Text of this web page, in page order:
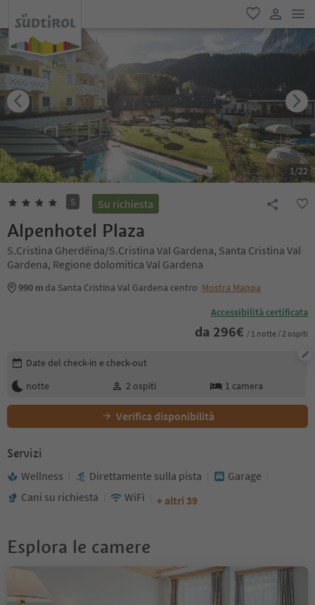
favoriti
user link
1/22
S Su richiesta
Alpenhotel Plaza
S.Cristina Gherdëina/S.Cristina Val Gardena, Santa Cristina Val
Gardena, Regione dolomitica Val Gardena
990 m da Santa Cristina Val Gardena centro Mostra Mappa
Accessibilità certificata
da 296€ / 1 notte / 2 ospiti
Modifica i dettagli della prenotazione
Date del check-in e check-out
notte
2 ospiti 1 camera
Verifica disponibilità
Servizi
Wellness Direttamente sulla pista
Garage
Cani su richiesta
WiFi + altri 39
Esplora le camere